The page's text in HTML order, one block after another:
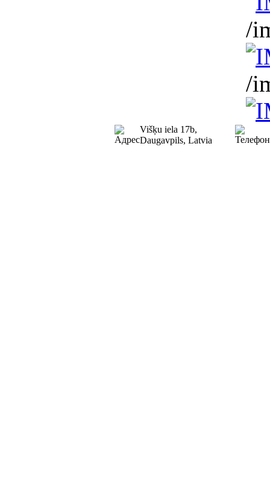
/
/
Višķu iela 17b,
Daugavpils, Latvia